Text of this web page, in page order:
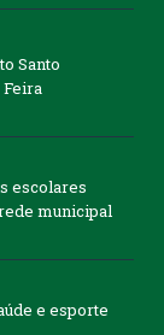
Santo
Feira
escolares
municipal
e esporte